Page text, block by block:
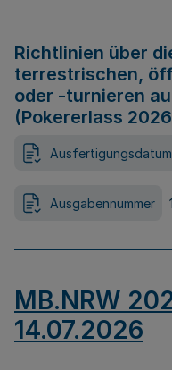
Richtlinien über
terrestrischen,
oder -turnieren
(Pokererlass
Ausfertigungsdatum
Ausgabennummer
MB.NRW
14.07.2026